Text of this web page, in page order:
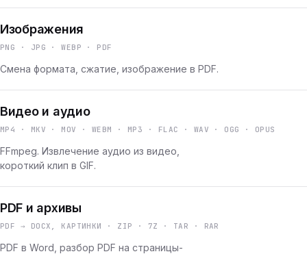
Изображения
PNG · JPG · WEBP · PDF
Смена формата, сжатие, изображение в PDF.
Видео и аудио
MP4 · MKV · MOV · WEBM · MP3 · FLAC · WAV · OGG · OPUS
FFmpeg. Извлечение аудио из видео,
короткий клип в GIF.
PDF и архивы
PDF → DOCX, КАРТИНКИ · ZIP · 7Z · TAR · RAR
PDF в Word, разбор PDF на страницы-